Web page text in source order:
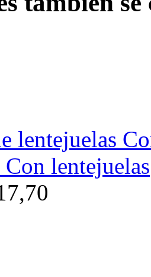
lentejuelas
lentejuelas